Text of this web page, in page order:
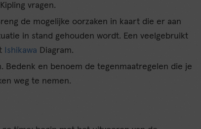
vragen.
de mogelijke oorzaken in kaart die er aan
in stand gehouden wordt. Een veelgebruikt
Ishikawa Diagram.
Bedenk en benoem de tegenmaatregelen die je
weg te nemen.